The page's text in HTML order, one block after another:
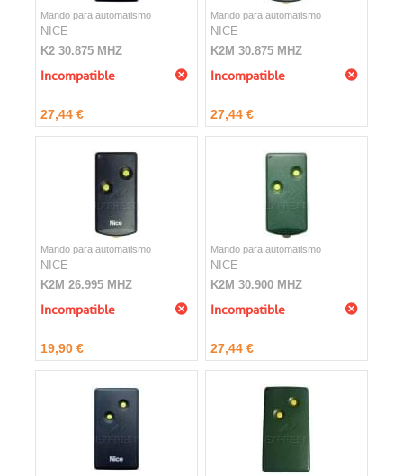
Mando para automatismo
NICE
K2 30.875 MHZ
Incompatible
27,44 €
Mando para automatismo
NICE
K2M 30.875 MHZ
Incompatible
27,44 €
Mando para automatismo
NICE
K2M 26.995 MHZ
Incompatible
19,90 €
Mando para automatismo
NICE
K2M 30.900 MHZ
Incompatible
27,44 €